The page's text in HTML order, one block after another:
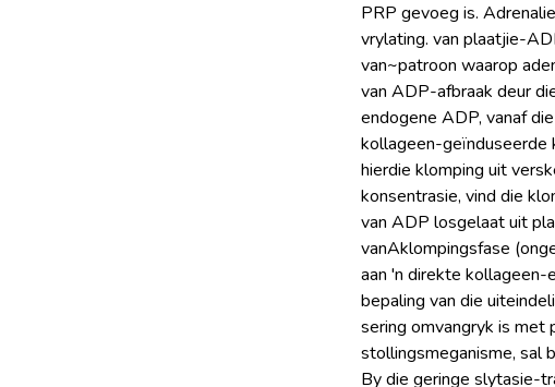
PRP gevoeg is.
vrylating. van plaatjie-
van~patroon waarop
van ADP-afbraak deur
endogene ADP, vanaf
kollageen-geïnduseerde
hierdie klomping uit
konsentrasie, vind die
van ADP losgelaat uit
vanAklompingsfase
aan 'n direkte
bepaling van die
sering omvangryk is
stollingsmeganisme, sal
By die geringe slytasie-